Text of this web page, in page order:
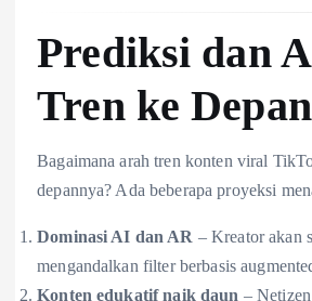
Prediksi dan
Tren ke Depan
Bagaimana arah tren konten viral
depannya? Ada beberapa proyeksi
Dominasi AI dan AR – Kreator akan
mengandalkan filter berbasis
Konten edukatif naik daun –